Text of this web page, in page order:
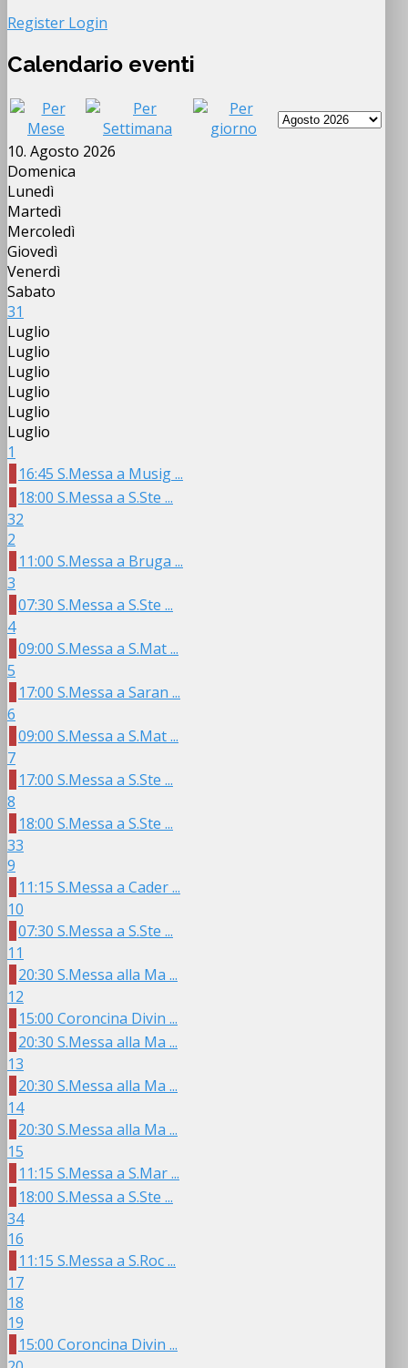
Register Login
Calendario eventi
10. Agosto 2026
Domenica
Lunedì
Martedì
Mercoledì
Giovedì
Venerdì
Sabato
31
Luglio
Luglio
Luglio
Luglio
Luglio
Luglio
1
16:45 S.Messa a Musig ...
18:00 S.Messa a S.Ste ...
32
2
11:00 S.Messa a Bruga ...
3
07:30 S.Messa a S.Ste ...
4
09:00 S.Messa a S.Mat ...
5
17:00 S.Messa a Saran ...
6
09:00 S.Messa a S.Mat ...
7
17:00 S.Messa a S.Ste ...
8
18:00 S.Messa a S.Ste ...
33
9
11:15 S.Messa a Cader ...
10
07:30 S.Messa a S.Ste ...
11
20:30 S.Messa alla Ma ...
12
15:00 Coroncina Divin ...
20:30 S.Messa alla Ma ...
13
20:30 S.Messa alla Ma ...
14
20:30 S.Messa alla Ma ...
15
11:15 S.Messa a S.Mar ...
18:00 S.Messa a S.Ste ...
34
16
11:15 S.Messa a S.Roc ...
17
18
19
15:00 Coroncina Divin ...